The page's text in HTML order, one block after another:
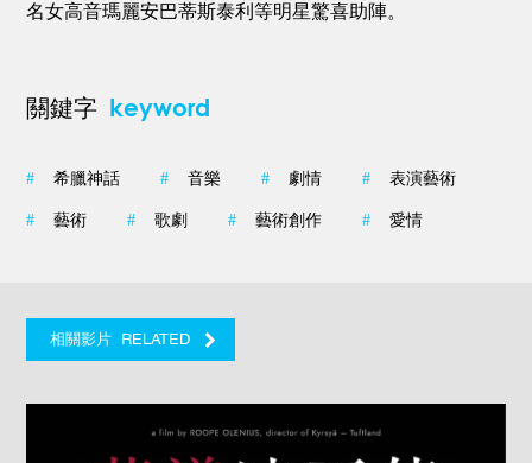
名女高音瑪麗安巴蒂斯泰利等明星驚喜助陣。
關鍵字 keyword
# 希臘神話 # 音樂 # 劇情 # 表演藝術
# 藝術 # 歌劇 # 藝術創作 # 愛情
相關影片 RELATED